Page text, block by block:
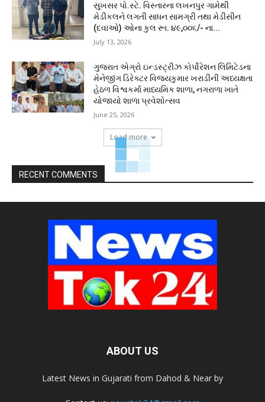
સુખસર પો.સ્ટે. વિસ્તારના લખનપુર ગામેથી
મેડીકલને લગતી સાધન સામગ્રી તથા મેડીસીન
(દવાઓ) ઓના કુલ રૂા. ૪૯,૦૦૬/- ના...
July 13, 2026
ગુજરાત એગ્રો ઇન્ડસ્ટ્રીઝ કોર્પોરેશન લિમિટેડના
મેનેજીંગ ડિરેક્ટર વિજયકુમાર ખરાડીની અધ્યક્ષતા
હેઠળ વિશ્વકર્મા માધ્યમિક શાળા, નગરાળા ખાતે
યોજાયો શાળા પ્રવેશોત્સવ
June 25, 2026
Load more
RECENT COMMENTS
ABOUT US
Latest News in Gujarati from Dahod & Near by